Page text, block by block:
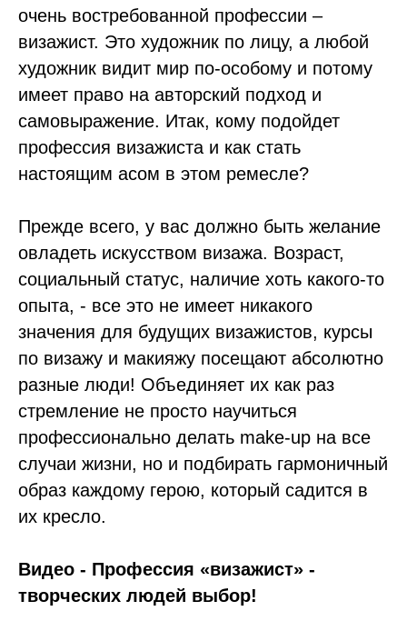
очень востребованной профессии –
визажист. Это художник по лицу, а любой
художник видит мир по-особому и потому
имеет право на авторский подход и
самовыражение. Итак, кому подойдет
профессия визажиста и как стать
настоящим асом в этом ремесле?
Прежде всего, у вас должно быть желание
овладеть искусством визажа. Возраст,
социальный статус, наличие хоть какого-то
опыта, - все это не имеет никакого
значения для будущих визажистов, курсы
по визажу и макияжу посещают абсолютно
разные люди! Объединяет их как раз
стремление не просто научиться
профессионально делать make-up на все
случаи жизни, но и подбирать гармоничный
образ каждому герою, который садится в
их кресло.
Видео - Профессия «визажист» -
творческих людей выбор!